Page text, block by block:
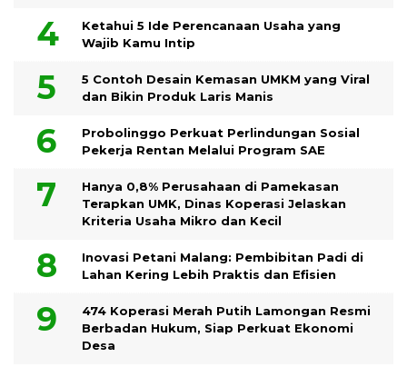
Ketahui 5 Ide Perencanaan Usaha yang
Wajib Kamu Intip
5 Contoh Desain Kemasan UMKM yang Viral
dan Bikin Produk Laris Manis
Probolinggo Perkuat Perlindungan Sosial
Pekerja Rentan Melalui Program SAE
Hanya 0,8% Perusahaan di Pamekasan
Terapkan UMK, Dinas Koperasi Jelaskan
Kriteria Usaha Mikro dan Kecil
Inovasi Petani Malang: Pembibitan Padi di
Lahan Kering Lebih Praktis dan Efisien
474 Koperasi Merah Putih Lamongan Resmi
Berbadan Hukum, Siap Perkuat Ekonomi
Desa